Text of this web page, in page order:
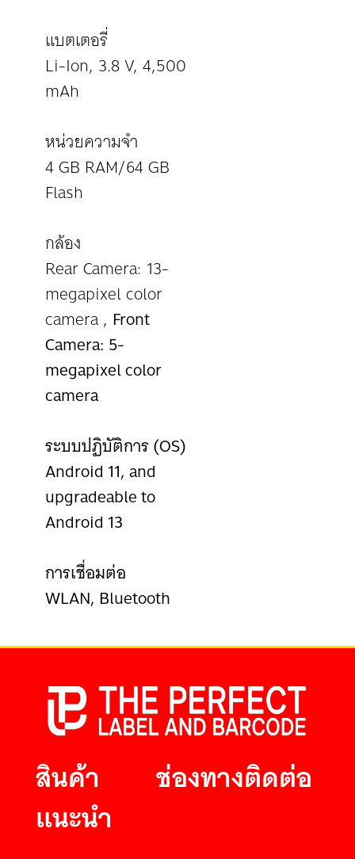
แบตเตอรี่
Li-Ion, 3.8 V, 4,500
mAh
หน่วยความจำ
4 GB RAM/64 GB
Flash
กล้อง
Rear Camera: 13-
megapixel color
camera , Front
Camera: 5-
megapixel color
camera
ระบบปฏิบัติการ (OS)
Android 11, and
upgradeable to
Android 13
การเชื่อมต่อ
WLAN, Bluetooth
สินค้า
แนะนำ
ช่องทางติดต่อ